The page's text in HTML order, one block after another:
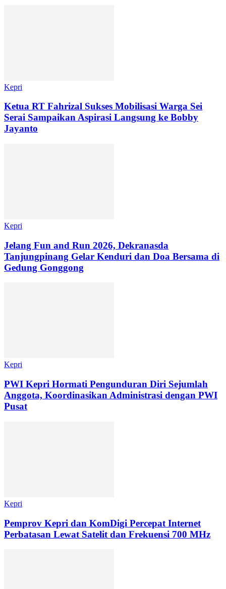
Kepri
Ketua RT Fahrizal Sukses Mobilisasi Warga Sei
Serai Sampaikan Aspirasi Langsung ke Bobby
Jayanto
Kepri
Jelang Fun and Run 2026, Dekranasda
Tanjungpinang Gelar Kenduri dan Doa Bersama di
Gedung Gonggong
Kepri
PWI Kepri Hormati Pengunduran Diri Sejumlah
Anggota, Koordinasikan Administrasi dengan PWI
Pusat
Kepri
Pemprov Kepri dan KomDigi Percepat Internet
Perbatasan Lewat Satelit dan Frekuensi 700 MHz